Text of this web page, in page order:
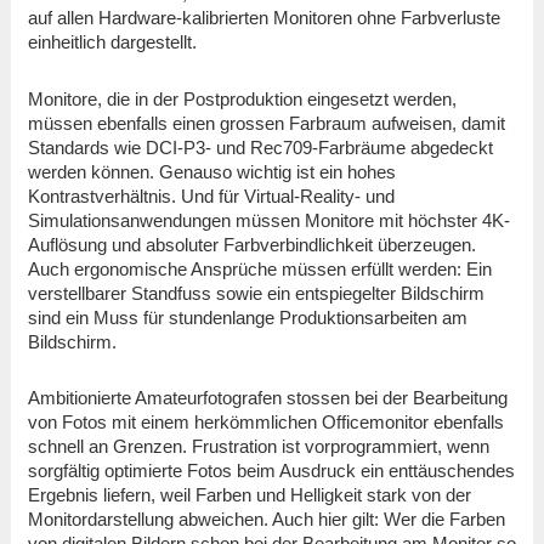
auf allen Hardware-kalibrierten Monitoren ohne Farbverluste
einheitlich dargestellt.
Monitore, die in der Postproduktion eingesetzt werden,
müssen ebenfalls einen grossen Farbraum aufweisen, damit
Standards wie DCI-P3- und Rec709-Farbräume abgedeckt
werden können. Genauso wichtig ist ein hohes
Kontrastverhältnis. Und für Virtual-Reality- und
Simulationsanwendungen müssen Monitore mit höchster 4K-
Auflösung und absoluter Farbverbindlichkeit überzeugen.
Auch ergonomische Ansprüche müssen erfüllt werden: Ein
verstellbarer Standfuss sowie ein entspiegelter Bildschirm
sind ein Muss für stundenlange Produktionsarbeiten am
Bildschirm.
Ambitionierte Amateurfotografen stossen bei der Bearbeitung
von Fotos mit einem herkömmlichen Officemonitor ebenfalls
schnell an Grenzen. Frustration ist vorprogrammiert, wenn
sorgfältig optimierte Fotos beim Ausdruck ein enttäuschendes
Ergebnis liefern, weil Farben und Helligkeit stark von der
Monitordarstellung abweichen. Auch hier gilt: Wer die Farben